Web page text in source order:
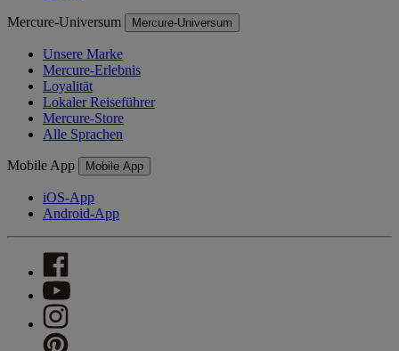
Mercure-Universum Mercure-Universum
Unsere Marke
Mercure-Erlebnis
Loyalität
Lokaler Reiseführer
Mercure-Store
Alle Sprachen
Mobile App Mobile App
iOS-App
Android-App